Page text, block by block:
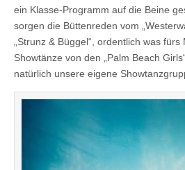
ein Klasse-Programm auf die Beine
sorgen die Büttenreden vom
„Strunz & Büggel“, ordentlich was
Showtänze von den „Palm Beach
natürlich unsere eigene